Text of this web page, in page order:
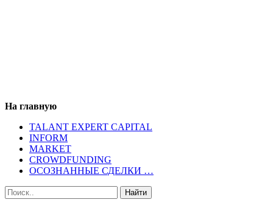
На главную
TALANT EXPERT CAPITAL
INFORM
MARKET
CROWDFUNDING
ОСОЗНАННЫЕ СДЕЛКИ …